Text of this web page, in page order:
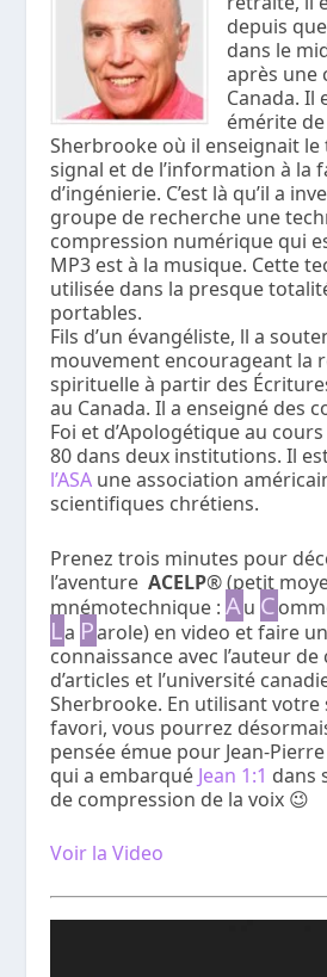
depuis
dans le
après une
Canada. Il
émérite
Sherbrooke où il enseignait
signal et de l’information à la
d’ingénierie. C’est là qu’il a
groupe de recherche une
compression numérique qui
MP3 est à la musique. Cette
utilisée dans la presque
portables.
Fils d’un évangéliste, ll a
mouvement encourageant la
spirituelle à partir des
au Canada. Il a enseigné des
Foi et d’Apologétique au
80 dans deux institutions. Il
l’ASA une association
scientifiques chrétiens.
Prenez trois minutes pour
l’aventureACELP® (petit
mnémotechnique :Au C
La Parole) en video et faire
connaissance avec l’auteur
d’articles et l’université
Sherbrooke. En utilisant
favori, vous pourrez
pensée émue pour Jean-
qui a embarqué Jean 1:1 dans
de compression de la voix 😉
Voir la Video